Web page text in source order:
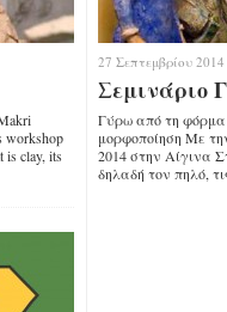
workshop
is clay, its
27 Σεπτεμβρίου 2014
Σεμινάριο
Γύρω από τη
μορφοποίηση Με
2014 στην Αίγινα
δηλαδή τον πηλό,